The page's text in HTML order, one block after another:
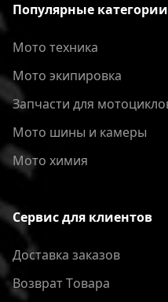
Популярные категории
Мото техника
Мото экипировка
Запчасти для
Мото шины и камеры
Мото химия
Сервис для клиентов
Доставка заказов
Bозврат Tовара